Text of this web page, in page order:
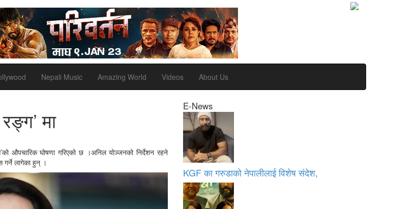
Nepali Music Amazing World Videos About Us
मा
औपचारिक घोषणा गरिएको छ ।अनिल योञ्जनको निर्देशन रहने
गर्ने लागेका हुन् ।
E-News
KGF का गरुडाको नेपालीलाई विशेष संदेश,